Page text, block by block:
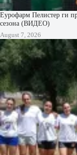
Еурофарм Пелистер ги
сезона (ВИДЕО)
August 7, 2026